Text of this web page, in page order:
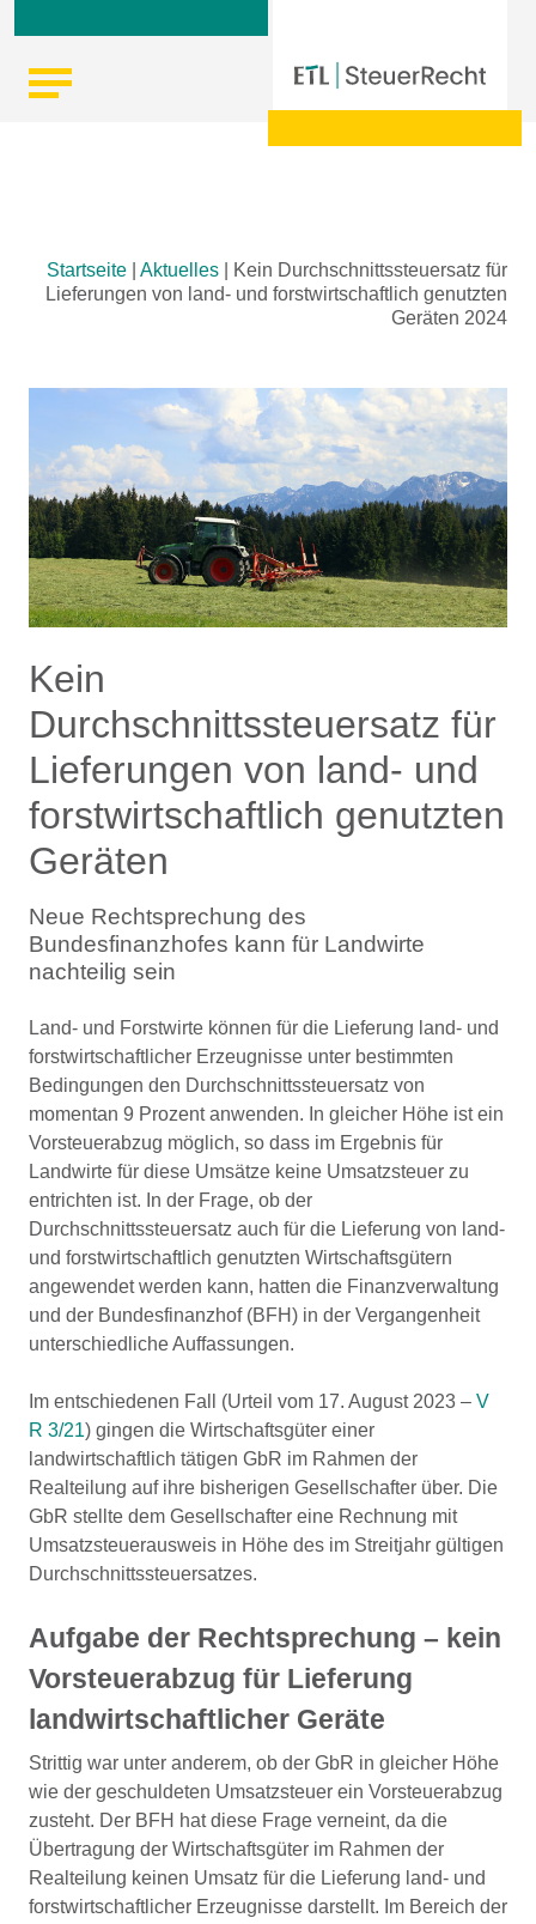
content
Startseite Aktuelles
Kein Durchschnittssteuersatz für
Lieferungen von land- und forstwirtschaftlich genutzten
Geräten 2024
Kein
Durchschnittssteuersatz für
Lieferungen von land- und
forstwirtschaftlich genutzten
Geräten
Neue Rechtsprechung des
Bundesfinanzhofes kann für Landwirte
nachteilig sein
Land- und Forstwirte können für die Lieferung land- und
forstwirtschaftlicher Erzeugnisse unter bestimmten
Bedingungen den Durchschnittssteuersatz von
momentan 9 Prozent anwenden. In gleicher Höhe ist ein
Vorsteuerabzug möglich, so dass im Ergebnis für
Landwirte für diese Umsätze keine Umsatzsteuer zu
entrichten ist. In der Frage, ob der
Durchschnittssteuersatz auch für die Lieferung von land-
und forstwirtschaftlich genutzten Wirtschaftsgütern
angewendet werden kann, hatten die Finanzverwaltung
und der Bundesfinanzhof (BFH) in der Vergangenheit
unterschiedliche Auffassungen.
Im entschiedenen Fall (Urteil vom 17. August 2023 – V
R 3/21) gingen die Wirtschaftsgüter einer
landwirtschaftlich tätigen GbR im Rahmen der
Realteilung auf ihre bisherigen Gesellschafter über. Die
GbR stellte dem Gesellschafter eine Rechnung mit
Umsatzsteuerausweis in Höhe des im Streitjahr gültigen
Durchschnittssteuersatzes.
Aufgabe der Rechtsprechung – kein
Vorsteuerabzug für Lieferung
landwirtschaftlicher Geräte
Strittig war unter anderem, ob der GbR in gleicher Höhe
wie der geschuldeten Umsatzsteuer ein Vorsteuerabzug
zusteht. Der BFH hat diese Frage verneint, da die
Übertragung der Wirtschaftsgüter im Rahmen der
Realteilung keinen Umsatz für die Lieferung land- und
forstwirtschaftlicher Erzeugnisse darstellt. Im Bereich der